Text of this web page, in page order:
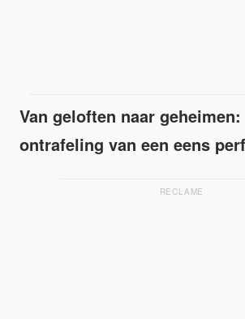
Van geloften naar geheimen:
ontrafeling van een eens
RECLAME